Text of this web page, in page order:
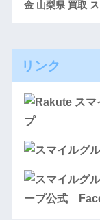
金 山梨県 買取
リンク
プ
ープ公式